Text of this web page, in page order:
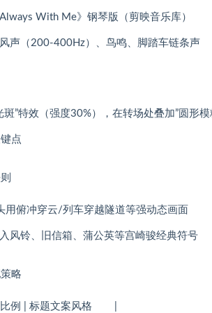
With Me》钢琴版（剪映音乐库）
声（200-400Hz）、鸟鸣、脚踏车链条声
斑”特效（强度30%），在转场处叠加”圆形模
点
用俯冲穿云/列车穿越隧道等强动态画面
风铃、旧信箱、蒲公英等宫崎骏经典符号
略
例 | 标题文案风格 |